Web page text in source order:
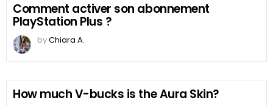
Comment activer son abonnement
PlayStation Plus ?
byChiara A.
How much V-bucks is the Aura Skin?